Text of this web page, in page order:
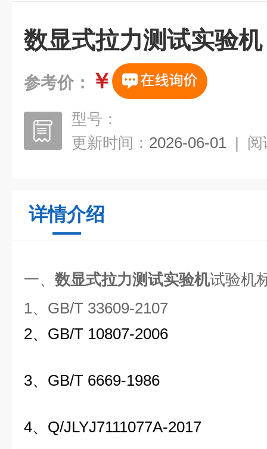
数显式拉力测试实验机
参考价： ￥
型号：
更新时间： 2026-06-01 | 阅
详情介绍
一、 数显式拉力测试实验机试验机
1、GB/T 33609-2107
2、GB/T 10807-2006
3、GB/T 6669-1986
4、Q/JLYJ7111077A-2017